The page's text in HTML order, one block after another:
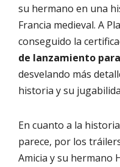
su hermano en una
Francia medieval. A
conseguido la
de lanzamiento
desvelando más
historia y su
En cuanto a la
parece, por los
Amicia y su hermano